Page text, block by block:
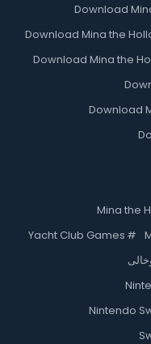
Download
Download Mina the
Download Mina the
Download
Mina the
#
Yacht Club Games